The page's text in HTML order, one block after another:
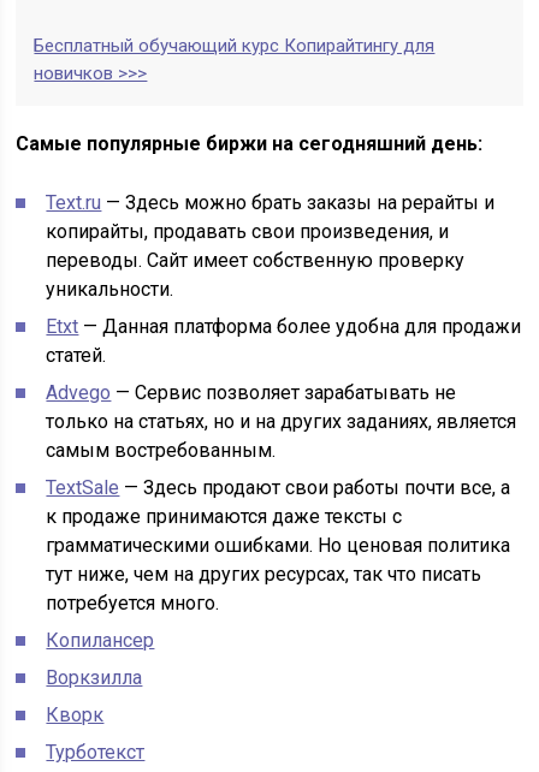
Бесплатный обучающий курс Копирайтингу для
новичков >>>
Самые популярные биржи на сегодняшний день:
Text.ru — Здесь можно брать заказы на рерайты и
копирайты, продавать свои произведения, и
переводы. Сайт имеет собственную проверку
уникальности.
Etxt — Данная платформа более удобна для продажи
статей.
Advego — Сервис позволяет зарабатывать не
только на статьях, но и на других заданиях, является
самым востребованным.
TextSale — Здесь продают свои работы почти все, а
к продаже принимаются даже тексты с
грамматическими ошибками. Но ценовая политика
тут ниже, чем на других ресурсах, так что писать
потребуется много.
Копилансер
Воркзилла
Кворк
Турботекст